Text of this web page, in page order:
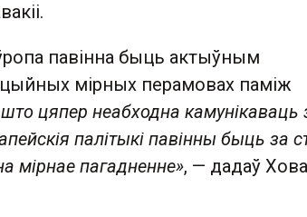
павінна быць актыўным
мірных перамовах паміж
цяпер неабходна камунікаваць
палітыкі павінны быць за
мірнае пагадненне», — дадаў